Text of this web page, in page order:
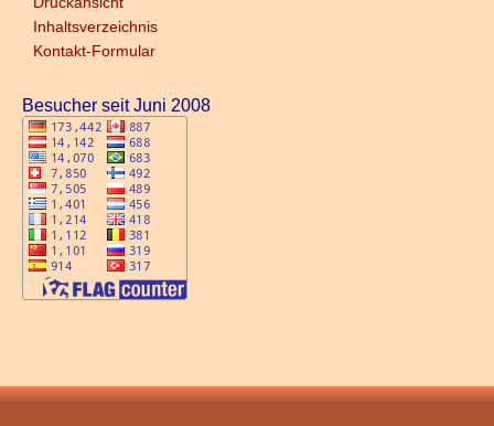
Inhaltsverzeichnis
Kontakt-Formular
Besucher seit Juni 2008